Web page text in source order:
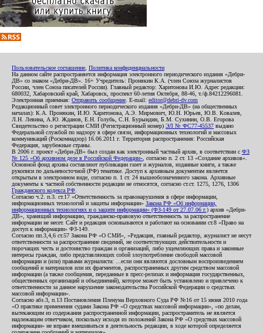
Пользовательское соглашение Политика конфиденциальности
На данном сайте распространяется информация электронного периодического издания «Дебри-
ДВ» со знаком «Дебри-ДВ». 16+ Учредитель: Пронякин К.А. (член Союза журналистов
России, член Союза писателей России). Главный редактор: Харитонова И.Ю. Адрес редакции:
680032, Хабаровский край, Хабаровск, проспект 60-летия Октября, 88-46, т./ф.84212296081.
Электронная приемная: Отправить сообщение . E-mail: editor@debri-dv.com
Редакционный совет электронного периодического издания «Дебри-ДВ» (на общественных
началах): К.А. Пронякин, И.Ю. Харитонова, А.Э. Мирмович, Ю.Н. Юрьев, Ю.В. Ковалев,
Л.Н. Левина, А.Ю. Жданов, Е.Н. Голубь, С.Н. Бурындин, Б.М. Сухинин, О.В. Егорова
Свидетельство о регистрации СМИ (Регистрационный номер) ЭЛ № ФС77-45537 выдано
Федеральной службой по надзору в сфере связи, информационных технологий и массовых
коммуникаций (Роскомнадзор) 16.06.2011 г. Территория распространения: Российская
Федерация, зарубежные страны.
В 2006 г. проект «Дебри-ДВ» был создан как электронный частный архив, в соответствии с ФЗ
№ 125 «Об архивном деле в Российской Федерации» , согласно п. 2 ст. 13 «Создание архивов».
Основной фонд архива составляют публикации газет и журналов, изданные книги, а также
рукописи по дальневосточной (РФ) тематике. Доступ к архивным документам является
открытым в электронном виде, согласно п. 1 ст. 24 вышеобозначенного закона. Архивные
документы к частной собственности редакции не относятся, согласно ст.ст. 1275, 1276, 1306
Гражданского кодекса РФ
Согласно ч.2. п.3. ст.17 «Ответственность за правонарушения в сфере информации,
информационных технологий и защиты информации» Закона РФ «Об информации,
информационных технологиях и о защите информации» (ФЗ-149 от 27.07.06 г.) архив «Дебри-
ДВ», хранящий информацию, гражданско-правовую ответственность за распространение
информации не несет. Сайт и редакция основываются и работают на основании ст.8 «Право на
доступ к информации» ФЗ-149.
Согласно пп.3,4,6 ст.57 Закона РФ «О СМИ», «Редакция, главный редактор, журналист не несут
ответственности за распространение сведений, не соответствующих действительности и
порочащих честь и достоинство граждан и организаций, либо ущемляющих права и законные
интересы граждан, либо представляющих собой злоупотребление свободой массовой
информации и (или) правами журналиста: ...если они являются дословным воспроизведением
сообщений и материалов или их фрагментов, распространенных другим средством массовой
информации (а также сообщения, переданные в пресс-релизах и информация государственных,
общественных организаций и объединений), которое может быть установлено и привлечено к
ответственности за данное нарушение законодательства Российской Федерации о средствах
массовой информации».
Согласно абз.3, п.13 Постановления Пленума Верховного Суда РФ №16 от 15 июня 2010 года
«О практике применения судами Закона РФ «О средствах массовой информации», «по делам,
вытекающим из содержания распространенной информации, распространитель не является
надлежащим ответчиком, поскольку исходя из положений Закона РФ «О средствах массовой
информации» не вправе вмешиваться в деятельность редакции, в ходе которой определяется